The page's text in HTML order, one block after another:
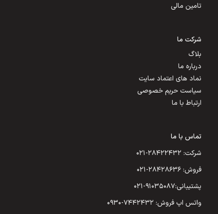
تامین مالی
شرکت ما
بلاگ
درباره ما
نماد های اعتماد سایت
سیاست حریم خصوصی
ارتباط با ما
تماس با ما
شرکت: ۲۸۴۲۲۴۳۲-۰۲۱
فروش: ۲۸۴۲۸۶۳۶-۰۲۱
پشتیبانی:۹۱۰۳۵۰۸۷-۰۲۱
واتس اپ فروش: ۷۴۴۲۴۳۲-۰۹۳۰